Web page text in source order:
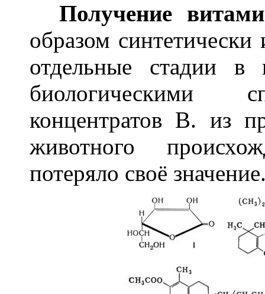
Получение
образом
отдельные стадии в
биологическими
концентратов В. из
животного
потеряло своё